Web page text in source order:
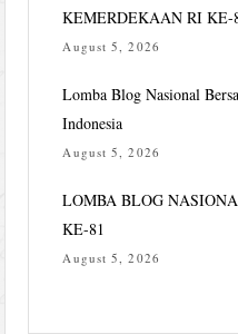
KEMERDEKAAN RI KE-
August 5, 2026
Lomba Blog Nasional
Indonesia
August 5, 2026
LOMBA BLOG
KE-81
August 5, 2026